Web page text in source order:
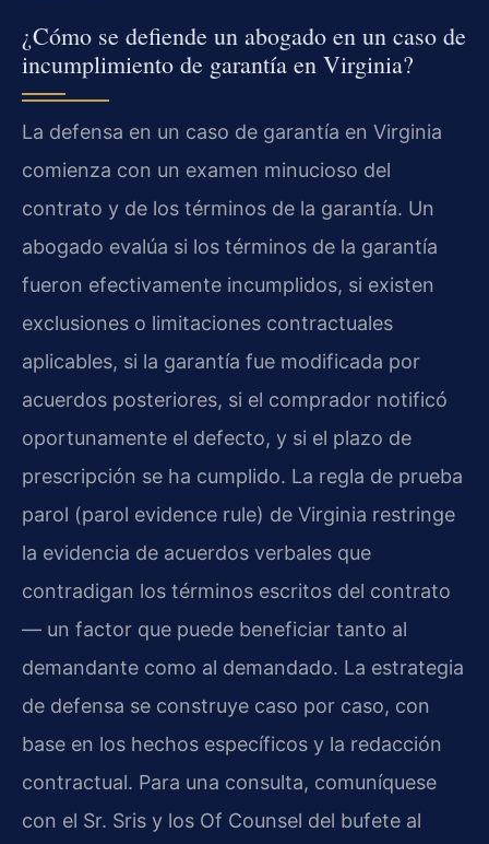
¿Cómo se defiende un abogado en un caso de
incumplimiento de garantía en Virginia?
La defensa en un caso de garantía en Virginia
comienza con un examen minucioso del
contrato y de los términos de la garantía. Un
abogado evalúa si los términos de la garantía
fueron efectivamente incumplidos, si existen
exclusiones o limitaciones contractuales
aplicables, si la garantía fue modificada por
acuerdos posteriores, si el comprador notificó
oportunamente el defecto, y si el plazo de
prescripción se ha cumplido. La regla de prueba
parol (parol evidence rule) de Virginia restringe
la evidencia de acuerdos verbales que
contradigan los términos escritos del contrato
— un factor que puede beneficiar tanto al
demandante como al demandado. La estrategia
de defensa se construye caso por caso, con
base en los hechos específicos y la redacción
contractual. Para una consulta, comuníquese
con el Sr. Sris y los Of Counsel del bufete al